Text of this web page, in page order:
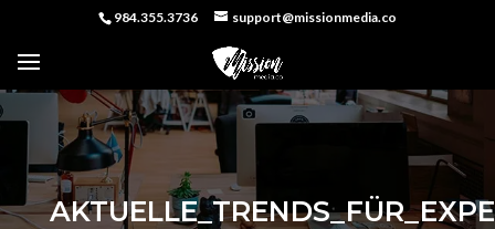
984.355.3736 support@missionmedia.co